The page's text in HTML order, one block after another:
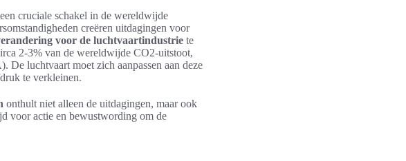
cruciale schakel in de wereldwijde
creëren uitdagingen voor
voor de luchtvaartindustrie te
2-3% van de wereldwijde CO2-uitstoot,
De luchtvaart moet zich aanpassen aan deze
te verkleinen.
onthult niet alleen de uitdagingen, maar ook
voor actie en bewustwording om de